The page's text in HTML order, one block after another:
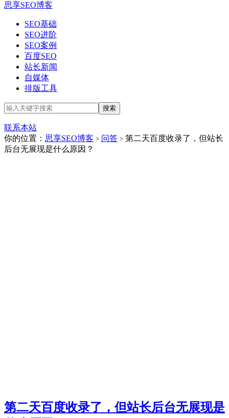
思享SEO博客
SEO基础
SEO进阶
SEO案例
百度SEO
站长新闻
自媒体
排版工具
联系本站
你的位置： 思享SEO博客 > 问答 > 第二天百度收录了，但站长
后台无展现是什么原因？
第二天百度收录了，但站长后台无展现是